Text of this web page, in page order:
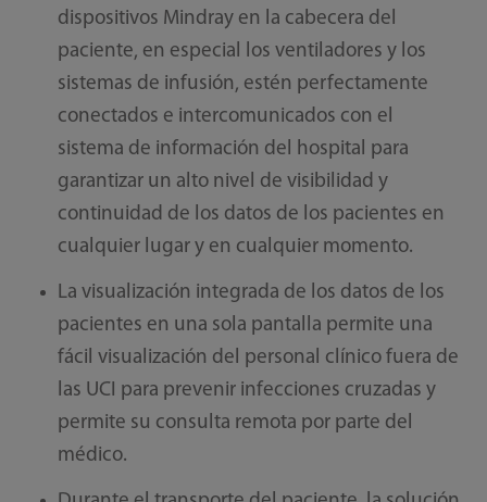
dispositivos Mindray en la cabecera del
paciente, en especial los ventiladores y los
sistemas de infusión, estén perfectamente
conectados e intercomunicados con el
sistema de información del hospital para
garantizar un alto nivel de visibilidad y
continuidad de los datos de los pacientes en
cualquier lugar y en cualquier momento.
La visualización integrada de los datos de los
pacientes en una sola pantalla permite una
fácil visualización del personal clínico fuera de
las UCI para prevenir infecciones cruzadas y
permite su consulta remota por parte del
médico.